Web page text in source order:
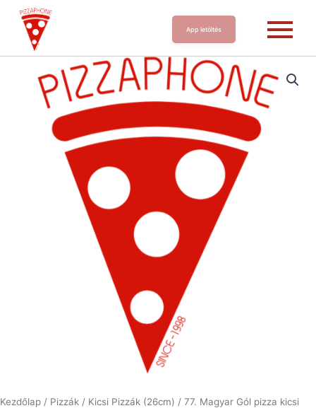
App letöltés
Kezdőlap / Pizzák / Kicsi Pizzák (26cm) / 77. Magyar Gól pizza kicsi